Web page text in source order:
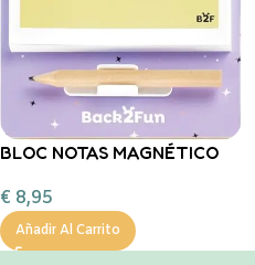
BLOC NOTAS MAGNÉTICO
€ 8,95
Añadir Al Carrito